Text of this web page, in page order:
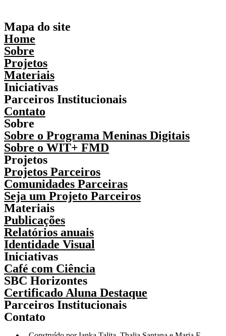
Mapa do site
Home
Sobre
Projetos
Materiais
Iniciativas
Parceiros Institucionais
Contato
Sobre
Sobre o Programa Meninas Digitais
Sobre o WIT+ FMD
Projetos
Projetos Parceiros
Comunidades Parceiras
Seja um Projeto Parceiros
Materiais
Publicações
Relatórios anuais
Identidade Visual
Iniciativas
Café com Ciência
SBC Horizontes
Certificado Aluna Destaque
Parceiros Institucionais
Contato